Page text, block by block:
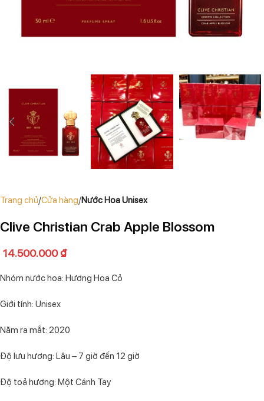
Trang chủ Cửa hàng Nước Hoa Unisex
Clive Christian Crab Apple Blossom
14.500.000₫
Nhóm nước hoa: Hương Hoa Cỏ
Giới tính: Unisex
Năm ra mắt: 2020
Độ lưu hương: Lâu – 7 giờ đến 12 giờ
Độ toả hương: Một Cánh Tay